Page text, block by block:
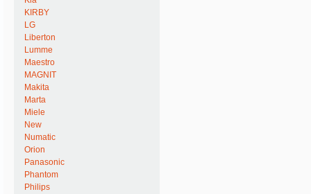
KIRBY
LG
Liberton
Lumme
Maestro
MAGNIT
Makita
Marta
Miele
New
Numatic
Orion
Panasonic
Phantom
Philips